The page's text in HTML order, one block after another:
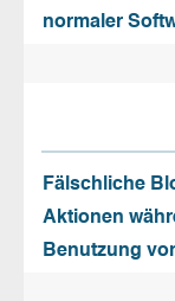
normaler
Fälschliche
Aktionen
Benutzung